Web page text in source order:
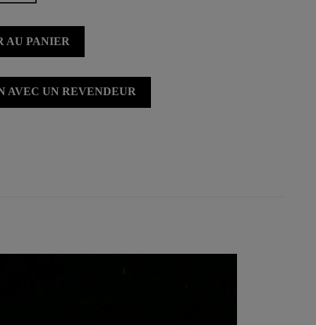
AU PANIER
AVEC UN REVENDEUR